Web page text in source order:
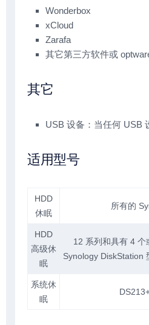
Wonderbox
xCloud
Zarafa
其它第三方软件或
其它
USB 设备：当任何 USB
适用型号
HDD
休眠
所有的
HDD
高级休
眠
12 系列和具有 4 个
Synology DiskStation
系统休
眠